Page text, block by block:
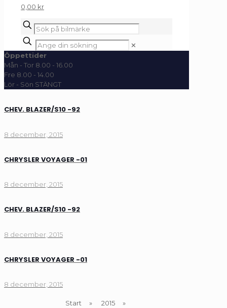
0,00 kr
✕
Öppettider
Mån - Tor 8.00 - 16.00
Fre 8.00 - 14.00
Lör - Sön STÄNGT
CHEV. BLAZER/S10 -92
8 december, 2015
CHRYSLER VOYAGER -01
8 december, 2015
CHEV. BLAZER/S10 -92
8 december, 2015
CHRYSLER VOYAGER -01
8 december, 2015
Start » 2015
»